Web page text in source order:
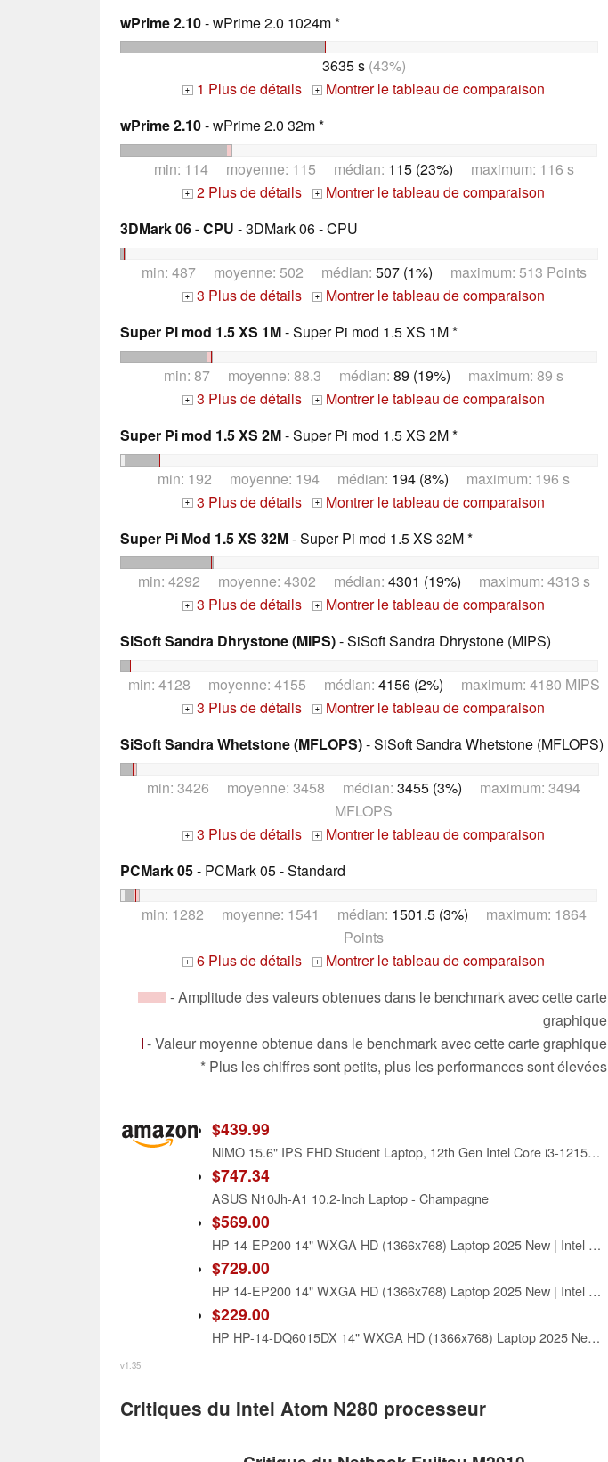
wPrime 2.10- wPrime 2.0 1024m *
3635 s(43%)
+ 1 Plus de détails +
Montrer le tableau de comparaison
wPrime 2.10- wPrime 2.0 32m *
min: 114 moyenne: 115 médian: 115 (23%) maximum: 116 s
+ 2 Plus de détails +
Montrer le tableau de comparaison
3DMark 06 - CPU - 3DMark 06 - CPU
min: 487 moyenne: 502 médian: 507 (1%) maximum: 513 Points
+ 3 Plus de détails +
Montrer le tableau de comparaison
Super Pi mod 1.5 XS 1M- Super Pi mod 1.5 XS 1M *
min: 87 moyenne: 88.3 médian: 89 (19%) maximum: 89 s
+ 3 Plus de détails +
Montrer le tableau de comparaison
Super Pi mod 1.5 XS 2M- Super Pi mod 1.5 XS 2M *
min: 192 moyenne: 194 médian: 194 (8%) maximum: 196 s
+ 3 Plus de détails +
Montrer le tableau de comparaison
Super Pi Mod 1.5 XS 32M- Super Pi mod 1.5 XS 32M *
min: 4292 moyenne: 4302 médian: 4301 (19%) maximum: 4313 s
+ 3 Plus de détails +
Montrer le tableau de comparaison
SiSoft Sandra Dhrystone (MIPS)- SiSoft Sandra Dhrystone (MIPS)
min: 4128 moyenne: 4155 médian: 4156 (2%) maximum: 4180 MIPS
+ 3 Plus de détails +
Montrer le tableau de comparaison
SiSoft Sandra Whetstone (MFLOPS)- SiSoft Sandra Whetstone (MFLOPS)
min: 3426 moyenne: 3458 médian: 3455 (3%) maximum: 3494
MFLOPS
+ 3 Plus de détails +
Montrer le tableau de comparaison
PCMark 05- PCMark 05 - Standard
min: 1282 moyenne: 1541 médian: 1501.5 (3%) maximum: 1864
Points
+ 6 Plus de détails +
Montrer le tableau de comparaison
- Amplitude des valeurs obtenues dans le benchmark avec cette carte
graphique
- Valeur moyenne obtenue dans le benchmark avec cette carte graphique
* Plus les chiffres sont petits, plus les performances sont élevées
$439.99
NIMO 15.6" IPS FHD Student Laptop, 12th Gen Intel Core i3-1215U (Up to 4.4GHz, Beat R5 7520U) 16GB RAM 512GB SSD Computer with 180° Viewing, 65W Type C, HDMI, Wi-Fi 6, Portable for Home and Business
$747.34
ASUS N10Jh-A1 10.2-Inch Laptop - Champagne
$569.00
HP 14-EP200 14" WXGA HD (1366x768) Laptop 2025 New | Intel Processor N150 4-Core | Intel Graphics | Wi-Fi 6 | 8GB DDR4 1TB SSD | Win10 Home
$729.00
HP 14-EP200 14" WXGA HD (1366x768) Laptop 2025 New | Intel Processor N150 4-Core | Intel Graphics | Wi-Fi 6 | 16GB DDR4 2TB SSD | Win11 Home
$229.00
HP HP-14-DQ6015DX 14" WXGA HD (1366x768) Laptop 2025 New | Intel Processor N150 4-Core | Intel Graphics | Wi-Fi 6 | 4GB DDR4 128GB SSD | Win10 Home
v1.35
Critiques du Intel Atom N280 processeur